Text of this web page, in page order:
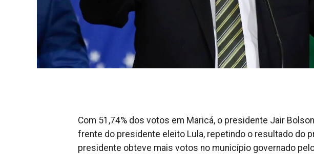
Com 51,74% dos votos em Maricá, o presidente Jair
frente do presidente eleito Lula, repetindo o resultado do
presidente obteve mais votos no município governado